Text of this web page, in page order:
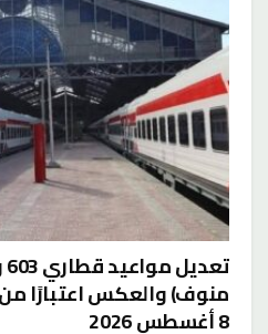
منوف) والعكس اعتبارًا
8 أغسطس 2026